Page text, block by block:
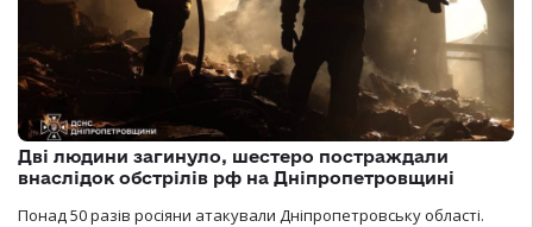
Дві людини загинуло, шестеро постраждали
внаслідок обстрілів рф на Дніпропетровщині
Понад 50 разів росіяни атакували Дніпропетровську області.